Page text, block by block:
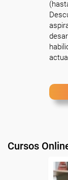
Cursos